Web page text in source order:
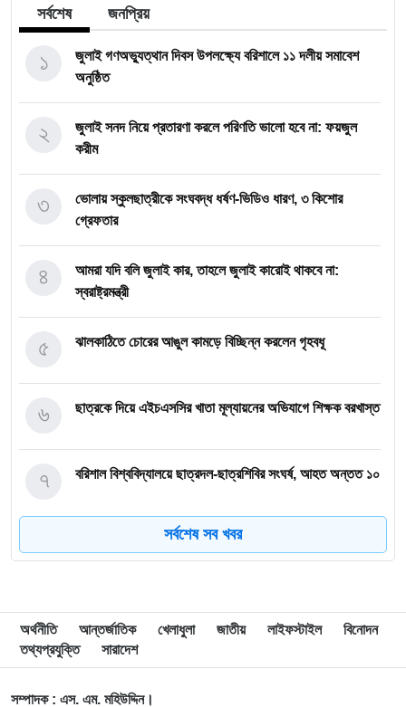
সর্বশেষ জনপ্রিয়
জুলাই গণঅভ্যুত্থান দিবস উপলক্ষ্যে বরিশালে ১১ দলীয় সমাবেশ
অনুষ্ঠিত
১
জুলাই সনদ নিয়ে প্রতারণা করলে পরিণতি ভালো হবে না: ফয়জুল
করীম
২
ভোলায় স্কুলছাত্রীকে সংঘবদ্ধ ধর্ষণ-ভিডিও ধারণ, ৩ কিশোর
গ্রেফতার
৩
আমরা যদি বলি জুলাই কার, তাহলে জুলাই কারোই থাকবে না:
স্বরাষ্ট্রমন্ত্রী
৪
ঝালকাঠিতে চোরের আঙুল কামড়ে বিচ্ছিন্ন করলেন গৃহবধূ
৫
ছাত্রকে দিয়ে এইচএসসির খাতা মূল্যায়নের অভিযাগে শিক্ষক বরখাস্ত
৬
বরিশাল বিশ্ববিদ্যালয়ে ছাত্রদল-ছাত্রশিবির সংঘর্ষ, আহত অন্তত ১০
৭
বিএম কলেজে নানা আয়োজনে পালিত হলো জুলাই গণঅভ্যুত্থান
দিবস
৮
বিএম কলেজে “শিবির” ট্যাগ দিয়ে জুলাইয়ের অনুষ্ঠান বন্ধের
অভিযোগ ছাত্রদলের বিরুদ্ধে
৯
১০
সর্বশেষ সব খবর
অর্থনীতি আন্তর্জাতিক খেলাধুলা জাতীয় লাইফস্টাইল
বিনোদন
তথ্যপ্রযুক্তি
সারাদেশ
সম্পাদক : এস. এম. মহিউদ্দিন।